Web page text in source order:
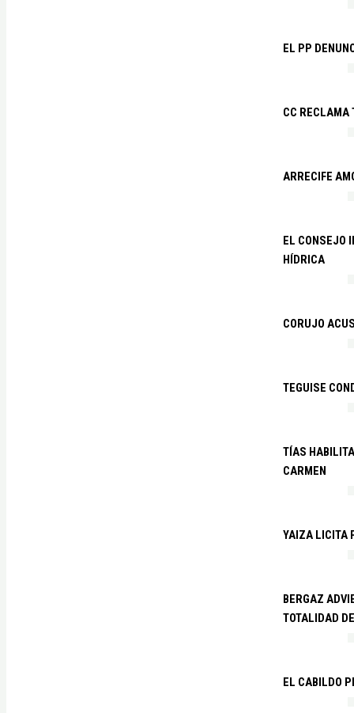
EL PP
CC RECLAMA
ARRECIFE
EL CONSEJO
HÍDRICA
CORUJO
TEGUISE
TÍAS
CARMEN
YAIZA LICITA
BERGAZ
TOTALIDAD
EL CABILDO